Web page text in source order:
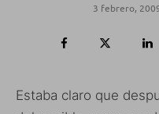
3 febrero,
Estaba claro que